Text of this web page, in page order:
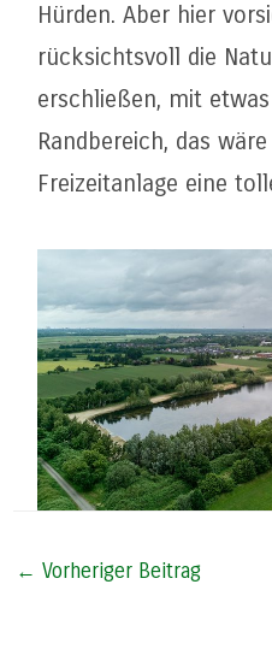
Hürden. Aber hier
rücksichtsvoll die
erschließen, mit
Randbereich, das
Freizeitanlage eine
Post
← Vorheriger Beitrag